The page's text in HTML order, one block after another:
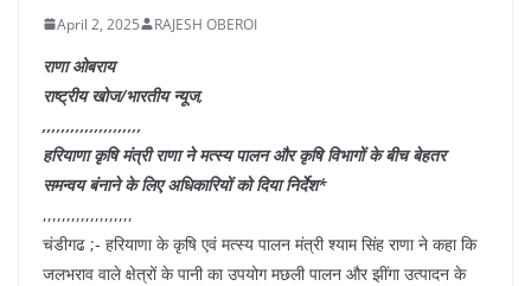
April 2, 2025 RAJESH OBEROI
राणा ओबराय
राष्ट्रीय खोज/भारतीय न्यूज,
,,,,,,,,,,,,,,,,,,,,,
हरियाणा कृषि मंत्री राणा ने मत्स्य पालन और कृषि विभागों के बीच बेहतर
समन्वय बंनाने के लिए अधिकारियों को दिया निर्देश*
,,,,,,,,,,,,,,,,,,,
चंडीगढ ;- हरियाणा के कृषि एवं मत्स्य पालन मंत्री श्याम सिंह राणा ने कहा कि
जलभराव वाले क्षेत्रों के पानी का उपयोग मछली पालन और झींगा उत्पादन के